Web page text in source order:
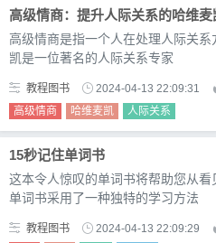
高级情商：提升人际关系的哈维麦
高级情商是指一个人在处理人际关
凯是一位著名的人际关系专家
教程图书 2024-04-13 22:09:31
高级情商 哈维麦凯 人际关系
15秒记住单词书
这本令人惊叹的单词书将帮助您从
单词书采用了一种独特的学习方法
教程图书 2024-04-13 22:09:29